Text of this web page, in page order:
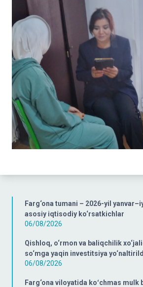
Farg‘ona tumani – 2026-yil
asosiy iqtisodiy ko‘rsatkichlar
06/08/2026
Qishloq, o‘rmon va baliqchilik
so‘mga yaqin investitsiya
06/08/2026
Farg‘ona viloyatida koʻchmas mulk